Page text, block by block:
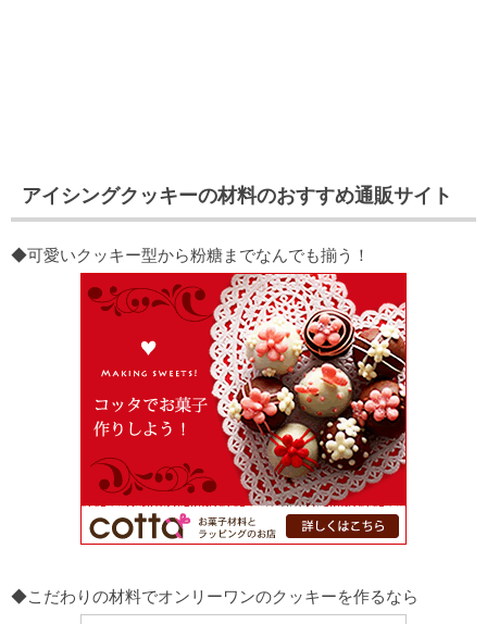
アイシングクッキーの材料のおすすめ通販サイト
◆可愛いクッキー型から粉糖までなんでも揃う！
◆こだわりの材料でオンリーワンのクッキーを作るなら